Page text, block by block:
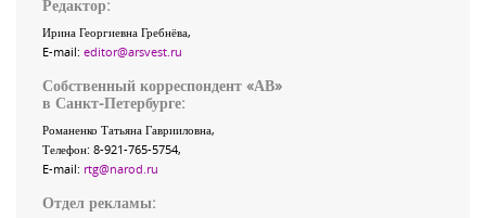
Редактор:
Ирина Георгиевна Гребнёва,
E-mail: editor@arsvest.ru
Собственный корреспондент «АВ»
в Санкт-Петербурге:
Романенко Татьяна Гаврииловна,
Телефон: 8-921-765-5754,
E-mail: rtg@narod.ru
Отдел рекламы: